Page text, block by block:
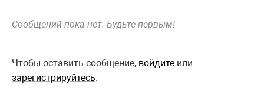
Сообщений пока нет. Будьте первым!
Чтобы оставить сообщение, войдите или
зарегистрируйтесь.